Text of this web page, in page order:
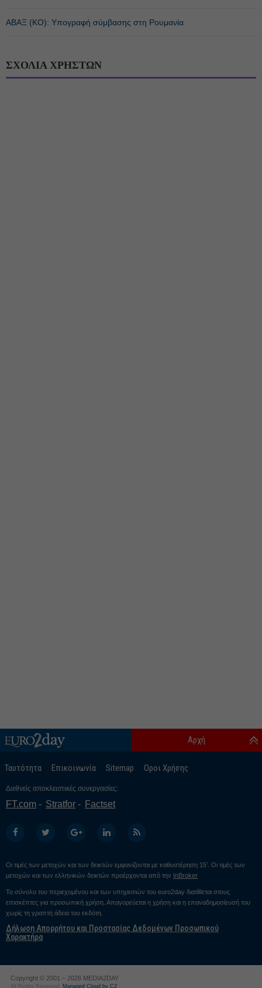
ΑΒΑΞ (ΚΟ): Υπογραφή σύμβασης στη Ρουμανία
ΣΧΟΛΙΑ ΧΡΗΣΤΩΝ
Ταυτότητα Επικοινωνία Sitemap Οροι Χρήσης
Αρχή
Διεθνείς αποκλειστικές συνεργασίες:
FT.com Stratfor Factset
Οι τιμές των μετοχών και των δεικτών εμφανίζονται με καθυστέρηση 15’. Οι τιμές των
μετοχών και των ελληνικών δεικτών προέρχονται από την InBroker
Το σύνολο του περιεχομένου και των υπηρεσιών του euro2day διατίθεται στους
επισκέπτες για προσωπική χρήση. Απαγορεύεται η χρήση και η επαναδημοσίευσή του
χωρίς τη γραπτή άδεια του εκδότη.
Δήλωση Απορρήτου και Προστασίας Δεδομένων Προσωπικού
Χαρακτήρα
Copyright © 2001 – 2026 MEDIA2DAY
All Rights Reserved. Managed Cloud by C2